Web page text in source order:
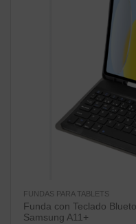
FUNDAS PARA TABLETS
Funda con Teclado
Samsung A11+